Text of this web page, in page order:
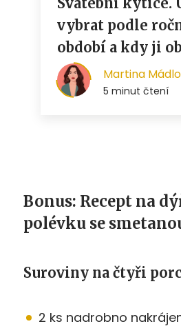
Bonus: Recept na
polévku se
Suroviny na čtyři
2 ks nadrobno